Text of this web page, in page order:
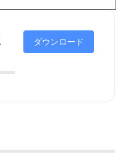
ダウンロード